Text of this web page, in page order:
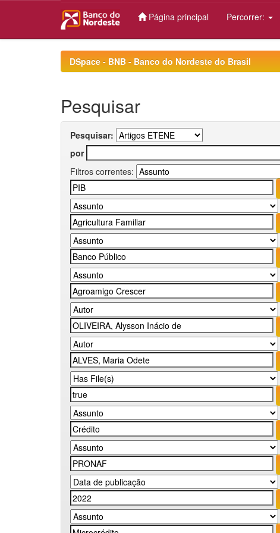
Página principal Percorrer:
DSpace - BNB - Banco do Nordeste do Brasil
Pesquisar
Pesquisar:
por
Filtros correntes: